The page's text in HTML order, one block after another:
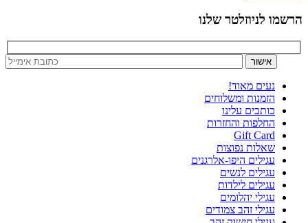
הרשמו לניוזלטר שלנו
נעים מאוד!
הזמנות ומשלוחים
כותבים עלינו
החלפות והחזרות
Gift Card
שאלות נפוצות
עגילים היפו-אלרגנים
עגילים לנשים
עגילים לילדות
עגילי יהלומים
עגילי זהב צמודים